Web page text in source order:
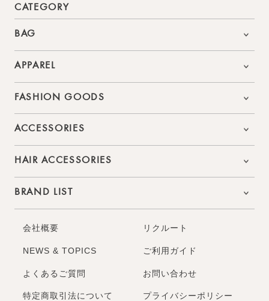
CATEGORY
BAG
APPAREL
FASHION GOODS
ACCESSORIES
HAIR ACCESSORIES
BRAND LIST
会社概要 リクルート
NEWS & TOPICS ご利用ガイド
よくあるご質問 お問い合わせ
特定商取引法について プライバシーポリシー